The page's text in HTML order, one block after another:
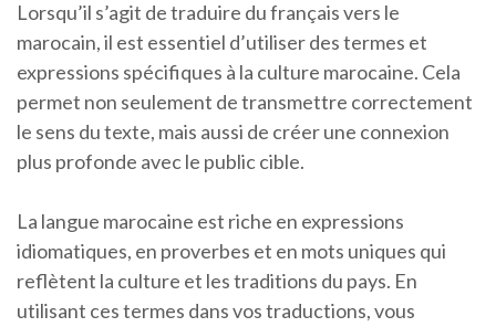
Lorsqu’il s’agit de traduire du français vers le
marocain, il est essentiel d’utiliser des termes et
expressions spécifiques à la culture marocaine. Cela
permet non seulement de transmettre correctement
le sens du texte, mais aussi de créer une connexion
plus profonde avec le public cible.
La langue marocaine est riche en expressions
idiomatiques, en proverbes et en mots uniques qui
reflètent la culture et les traditions du pays. En
utilisant ces termes dans vos traductions, vous